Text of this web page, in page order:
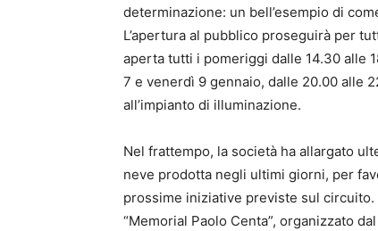
determinazione: un bell’esempio di
L’apertura al pubblico proseguirà per
aperta tutti i pomeriggi dalle 14.30 alle
7 e venerdì 9 gennaio, dalle 20.00 alle
all’impianto di illuminazione.
Nel frattempo, la società ha allargato
neve prodotta negli ultimi giorni, per
prossime iniziative previste sul circuito.
“Memorial Paolo Centa”, organizzato